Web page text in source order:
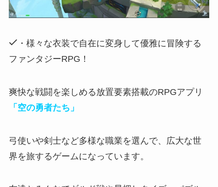
・様々な衣装で自在に変身して優雅に冒険する
ファンタジーRPG！
爽快な戦闘を楽しめる放置要素搭載のRPGアプリ
「空の勇者たち」
弓使いや剣士など多様な職業を選んで、広大な世
界を旅するゲームになっています。